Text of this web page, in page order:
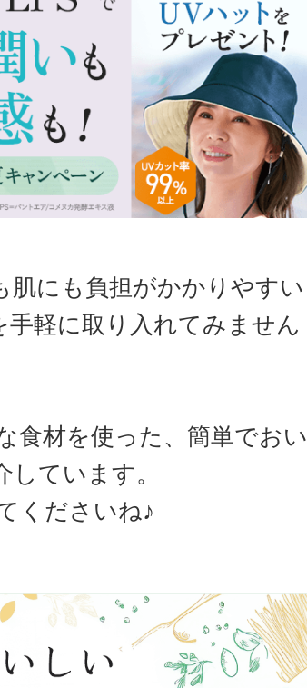
肌にも負担がかかりやすい
手軽に取り入れてみません
食材を使った、簡単でおい
ています。
くださいね♪